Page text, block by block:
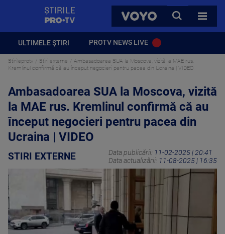
VOYO
CAUTA
TOATE
ULTIMELE ȘTIRI PROTV NEWS LIVE
Stirileprotv Stiri externe
Ambasadoarea SUA la Moscova, vizită la MAE rus.
Kremlinul confirmă că au început negocieri pentru pacea din Ucraina | VIDEO
Ambasadoarea SUA la Moscova, vizită
la MAE rus. Kremlinul confirmă că au
început negocieri pentru pacea din
Ucraina | VIDEO
STIRI EXTERNE Data publicării: 11-02-2025 | 20:41
Data actualizării: 11-08-2025 | 16:35